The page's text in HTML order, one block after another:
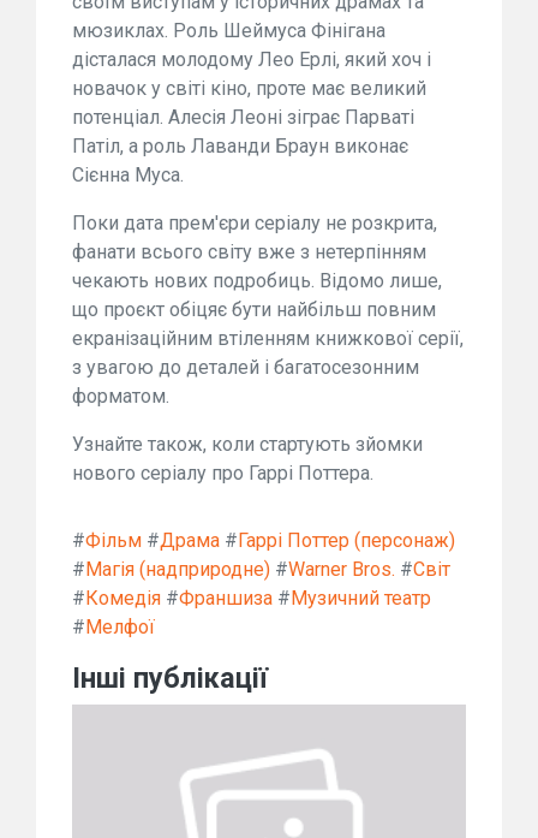
мюзиклах. Роль Шеймуса Фінігана
дісталася молодому Лео Ерлі, який хоч і
новачок у світі кіно, проте має великий
потенціал. Алесія Леоні зіграє Парваті
Патіл, а роль Лаванди Браун виконає
Сієнна Муса.
Поки дата прем'єри серіалу не розкрита,
фанати всього світу вже з нетерпінням
чекають нових подробиць. Відомо лише,
що проєкт обіцяє бути найбільш повним
екранізаційним втіленням книжкової серії,
з увагою до деталей і багатосезонним
форматом.
Узнайте також, коли стартують зйомки
нового серіалу про Гаррі Поттера.
#Фільм #Драма #Гаррі Поттер (персонаж)
#Магія (надприродне) #Warner Bros. #Світ
#Комедія #Франшиза #Музичний театр
#Мелфої
Інші публікації